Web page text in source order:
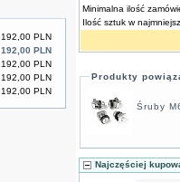
192,00 PLN
192,00 PLN
192,00 PLN
192,00 PLN
192,00 PLN
Minimalna ilość
Ilość sztuk w
Produkty
Śruby
Najczęściej